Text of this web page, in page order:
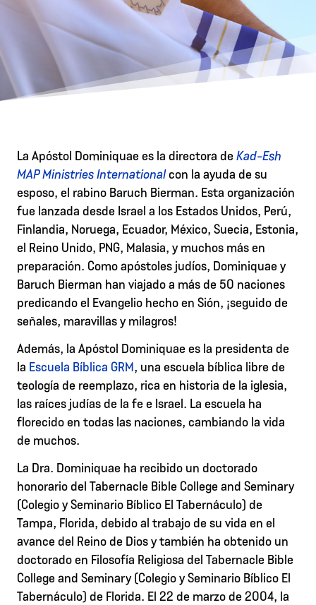
La Apóstol Dominiquae es la directora deKad-Esh
MAP Ministries Internationalcon la ayuda de su
esposo, el rabino Baruch Bierman. Esta organización
fue lanzada desde Israel a los Estados Unidos, Perú,
Finlandia, Noruega, Ecuador, México, Suecia, Estonia,
el Reino Unido, PNG, Malasia, y muchos más en
preparación. Como apóstoles judíos, Dominiquae y
Baruch Bierman han viajado a más de 50 naciones
predicando el Evangelio hecho en Sión, ¡seguido de
señales, maravillas y milagros!
Además, la Apóstol Dominiquae es la presidenta de
la Escuela Bíblica GRM , una escuela bíblica libre de
teología de reemplazo, rica en historia de la iglesia,
las raíces judías de la fe e Israel. La escuela ha
florecido en todas las naciones, cambiando la vida
de muchos.
La Dra. Dominiquae ha recibido un doctorado
honorario del Tabernacle Bible College and Seminary
(Colegio y Seminario Bíblico El Tabernáculo) de
Tampa, Florida, debido al trabajo de su vida en el
avance del Reino de Dios y también ha obtenido un
doctorado en Filosofía Religiosa del Tabernacle Bible
College and Seminary (Colegio y Seminario Bíblico El
Tabernáculo) de Florida. El 22 de marzo de 2004, la